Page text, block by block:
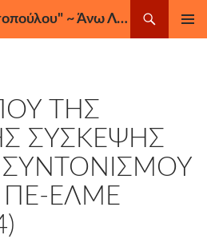
ΣΕΠΕ "Ηρώ Κωνσταντοπούλου" ~ Άνω Λιόσια, Ζεφύρι, Φυλή
ΤΗΣ
ΣΥΣΚΕΨΗΣ
ΕΛΜΕ